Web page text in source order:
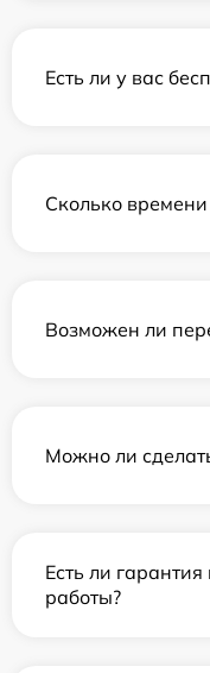
Есть ли у вас
Сколько
Возможен ли
Можно ли
Есть ли
работы?